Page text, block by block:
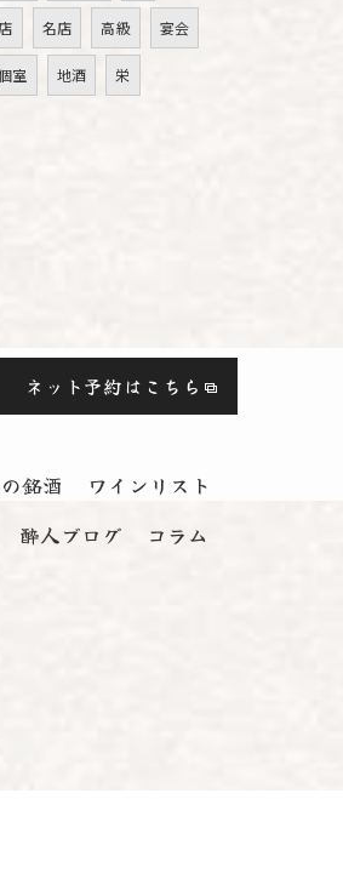
名店 高級 宴会
室 地酒 栄
ネット予約はこちら
銘酒
ワインリスト
酔人ブログ
コラム